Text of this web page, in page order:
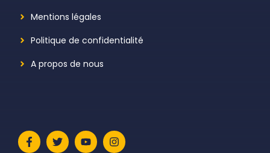
Mentions légales
Politique de confidentialité
A propos de nous